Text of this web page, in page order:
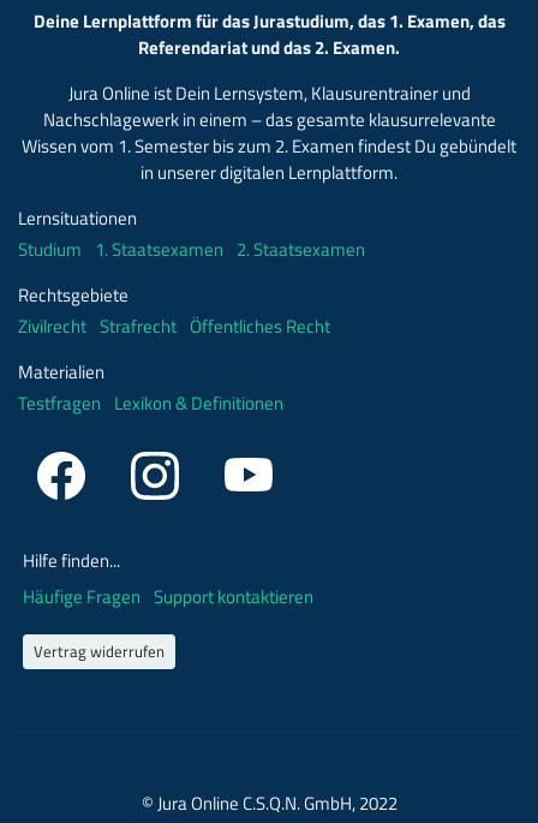
Deine Lernplattform für das Jurastudium, das 1. Examen, das
Referendariat und das 2. Examen.
Jura Online ist Dein Lernsystem, Klausurentrainer und
Nachschlagewerk in einem – das gesamte klausurrelevante
Wissen vom 1. Semester bis zum 2. Examen findest Du gebündelt
in unserer digitalen Lernplattform.
Lernsituationen
Studium 1. Staatsexamen 2. Staatsexamen
Rechtsgebiete
Zivilrecht Strafrecht Öffentliches Recht
Materialien
Testfragen Lexikon & Definitionen
Hilfe finden...
Häufige Fragen Support kontaktieren
Vertrag widerrufen
© Jura Online C.S.Q.N. GmbH, 2022